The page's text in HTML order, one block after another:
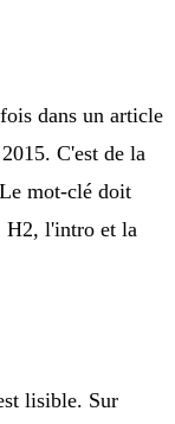
dans un article
C'est de la
mot-clé doit
H2, l'intro et la
lisible. Sur